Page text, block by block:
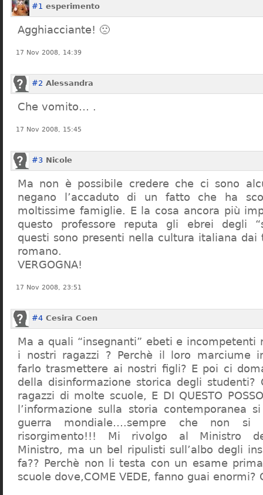
#1 esperimento
Agghiacciante! 🙁
17 Nov 2008, 14:39
#2 Alessandra
Che vomito… .
17 Nov 2008, 15:45
#3 Nicole
Ma non è possibile credere che ci sono
negano l’accaduto di un fatto che ha
moltissime famiglie. E la cosa ancora più
questo professore reputa gli ebrei degli
questi sono presenti nella cultura italiana dai
romano.
VERGOGNA!
17 Nov 2008, 23:51
#4 Cesira Coen
Ma a quali “insegnanti” ebeti e
i nostri ragazzi ? Perchè il loro marciume
farlo trasmettere ai nostri figli? E poi ci
della disinformazione storica degli
ragazzi di molte scuole, E DI QUESTO POSSO
l’informazione sulla storia contemporanea
guerra mondiale….sempre che non
risorgimento!!! Mi rivolgo al Ministro
Ministro, ma un bel ripulisti sull’albo degli
fa?? Perchè non li testa con un esame
scuole dove,COME VEDE, fanno guai enormi?